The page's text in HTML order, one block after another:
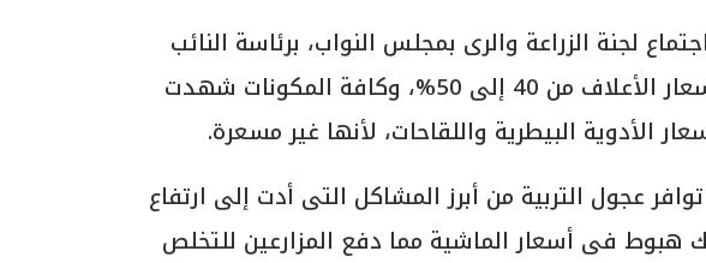
لجنة الزراعة والرى بمجلس النواب، برئاسة النائب
هشام الحصرى، أنه خلال عام ارتفعت أسعار الأعلاف من 40 إلى 50%، وكافة المكونات شهدت
الأدوية البيطرية واللقاحات، لأنها غير مسعرة.
عجول التربية من أبرز المشاكل التى أدت إلى ارتفاع
ففى عام 2018 كان هناك هبوط فى أسعار الماشية مما دفع المزارعين للتخلص